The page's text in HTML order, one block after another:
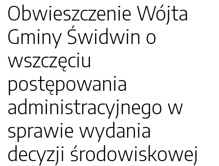
Obwieszczenie Wójta
Gminy Świdwin o
wszczęciu
postępowania
administracyjnego w
sprawie wydania
decyzji środowiskowej